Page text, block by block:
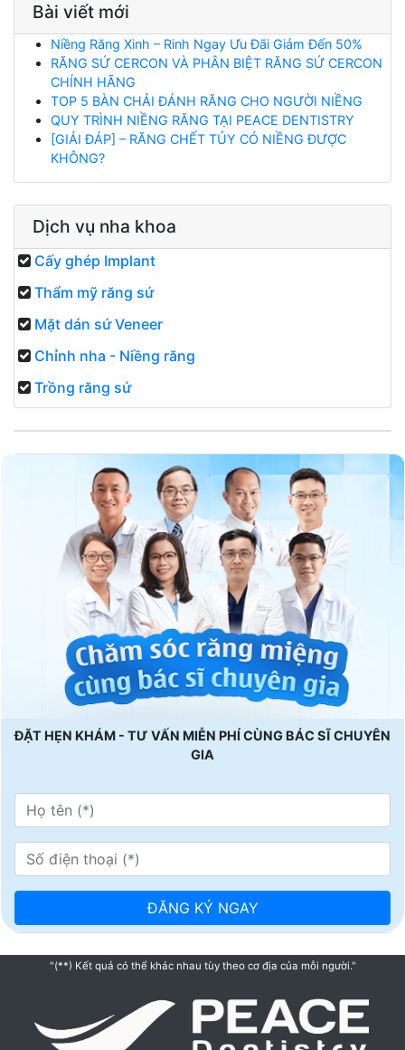
Bài viết mới
Niềng Răng Xinh – Rinh Ngay Ưu Đãi Giảm Đến 50%
RĂNG SỨ CERCON VÀ PHÂN BIỆT RĂNG SỨ CERCON
CHÍNH HÃNG
TOP 5 BÀN CHẢI ĐÁNH RĂNG CHO NGƯỜI NIỀNG
QUY TRÌNH NIỀNG RĂNG TẠI PEACE DENTISTRY
[GIẢI ĐÁP] – RĂNG CHẾT TỦY CÓ NIỀNG ĐƯỢC
KHÔNG?
Dịch vụ nha khoa
Cấy ghép Implant
Thẩm mỹ răng sứ
Mặt dán sứ Veneer
Chỉnh nha - Niềng răng
Trồng răng sứ
ĐẶT HẸN KHÁM - TƯ VẤN MIỄN PHÍ CÙNG BÁC SĨ CHUYÊN
GIA
"(**) Kết quả có thể khác nhau tùy theo cơ địa của mỗi người."